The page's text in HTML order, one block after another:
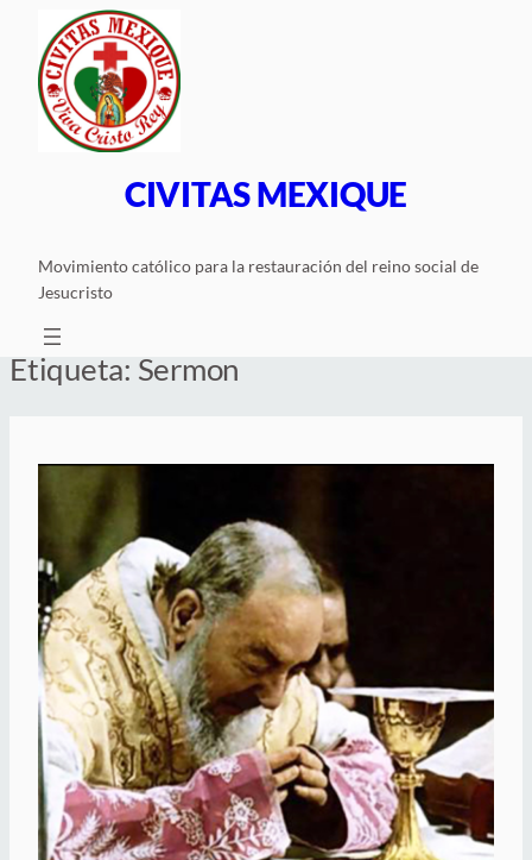
contenido
CIVITAS MEXIQUE
Movimiento católico para la restauración del reino social de
Jesucristo
Etiqueta: Sermon